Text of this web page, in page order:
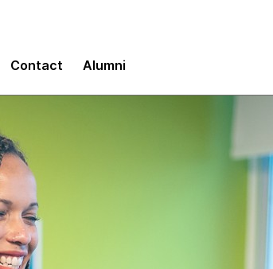
Contact Alumni